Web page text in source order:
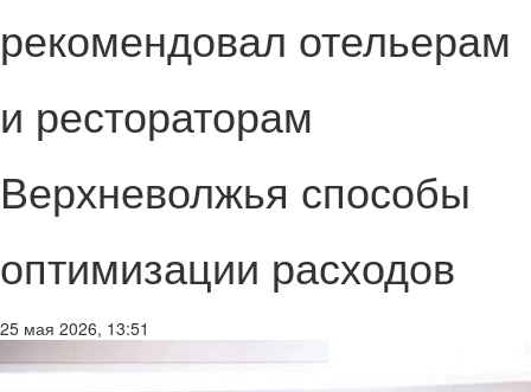
рекомендовал отельерам
и рестораторам
Верхневолжья способы
оптимизации расходов
25 мая 2026, 13:51